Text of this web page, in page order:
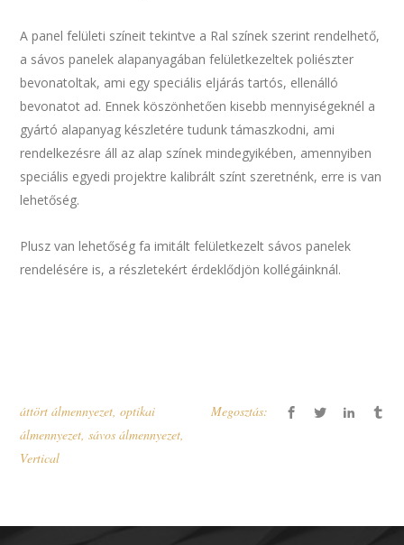
A panel felületi színeit tekintve a Ral színek szerint rendelhető,
a sávos panelek alapanyagában felületkezeltek poliészter
bevonatoltak, ami egy speciális eljárás tartós, ellenálló
bevonatot ad. Ennek köszönhetően kisebb mennyiségeknél a
gyártó alapanyag készletére tudunk támaszkodni, ami
rendelkezésre áll az alap színek mindegyikében, amennyiben
speciális egyedi projektre kalibrált színt szeretnénk, erre is van
lehetőség.
Plusz van lehetőség fa imitált felületkezelt sávos panelek
rendelésére is, a részletekért érdeklődjön kollégáinknál.
áttört álmennyezet,optikai
álmennyezet,sávos álmennyezet,
Vertical
Megosztás: